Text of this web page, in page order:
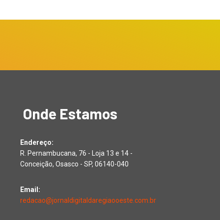
Onde Estamos
Endereço:
R. Pernambucana, 76 - Loja 13 e 14 -
Conceição, Osasco - SP, 06140-040
Email:
redacao@jornaldigitaldaregiaooeste.com.br